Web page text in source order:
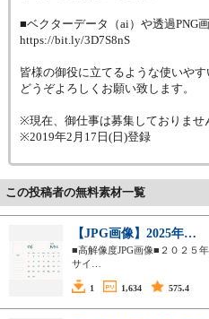
■ベクターデータ（ai）や透過PNG
https://bit.ly/3D7S8nS
皆様の御役に立てるような使いや
どうぞよろしくお願い致します。
※現在、御仕事は募集しておりませ
※2019年2月17日(日)登録
この投稿者の無料素材一覧
【JPG画像】2025年…
■高解像度JPG画像■２０２５
サイ…
1 1,634 575.4